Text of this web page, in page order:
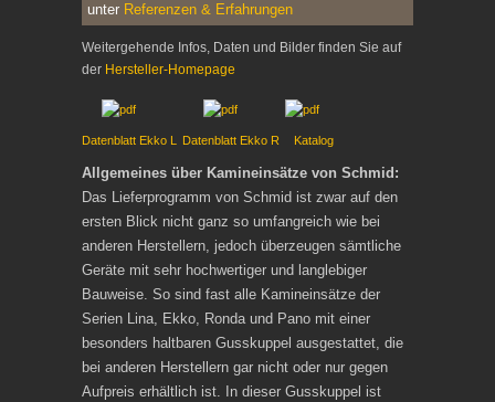
unter Referenzen & Erfahrungen
Weitergehende Infos, Daten und Bilder finden Sie auf
der Hersteller-Homepage
Datenblatt Ekko L Datenblatt Ekko R Katalog
Allgemeines über Kamineinsätze von Schmid:
Das Lieferprogramm von Schmid ist zwar auf den
ersten Blick nicht ganz so umfangreich wie bei
anderen Herstellern, jedoch überzeugen sämtliche
Geräte mit sehr hochwertiger und langlebiger
Bauweise. So sind fast alle Kamineinsätze der
Serien Lina, Ekko, Ronda und Pano mit einer
besonders haltbaren Gusskuppel ausgestattet, die
bei anderen Herstellern gar nicht oder nur gegen
Aufpreis erhältlich ist. In dieser Gusskuppel ist